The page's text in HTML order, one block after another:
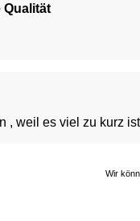
, weil es viel zu kurz ist
Wir